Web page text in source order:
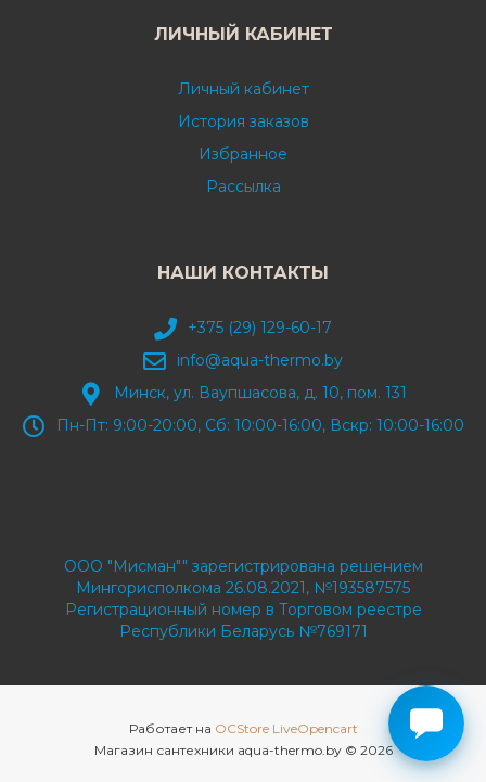
ЛИЧНЫЙ КАБИНЕТ
Личный кабинет
История заказов
Избранное
Рассылка
НАШИ КОНТАКТЫ
+375 (29) 129-60-17
info@aqua-thermo.by
Минск, ул. Ваупшасова, д. 10, пом. 131
Пн-Пт: 9:00-20:00, Сб: 10:00-16:00, Вскр: 10:00-16:00
ООО "Мисман"" зарегистрирована решением
Мингорисполкома 26.08.2021, №193587575
Регистрационный номер в Торговом реестре
Республики Беларусь №769171
Работает на OCStore LiveOpencart
Магазин сантехники aqua-thermo.by © 2026